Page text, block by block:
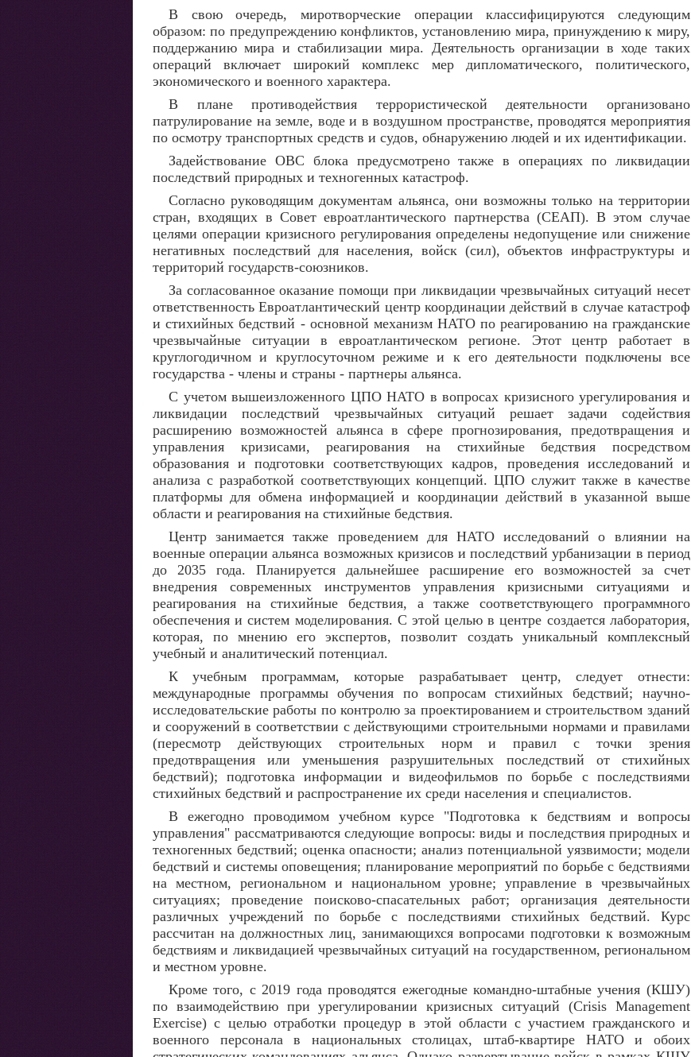
В свою очередь, миротворческие операции классифицируются следующим
образом: по предупреждению конфликтов, установлению мира, принуждению к миру,
поддержанию мира и стабилизации мира. Деятельность организации в ходе таких
операций включает широкий комплекс мер дипломатического, политического,
экономического и военного характера.
В плане противодействия террористической деятельности организовано
патрулирование на земле, воде и в воздушном пространстве, проводятся мероприятия
по осмотру транспортных средств и судов, обнаружению людей и их идентификации.
Задействование ОВС блока предусмотрено также в операциях по ликвидации
последствий природных и техногенных катастроф.
Согласно руководящим документам альянса, они возможны только на территории
стран, входящих в Совет евроатлантического партнерства (СЕАП). В этом случае
целями операции кризисного регулирования определены недопущение или снижение
негативных последствий для населения, войск (сил), объектов инфраструктуры и
территорий государств-союзников.
За согласованное оказание помощи при ликвидации чрезвычайных ситуаций несет
ответственность Евроатлантический центр координации действий в случае катастроф
и стихийных бедствий - основной механизм НАТО по реагированию на гражданские
чрезвычайные ситуации в евроатлантическом регионе. Этот центр работает в
круглогодичном и круглосуточном режиме и к его деятельности подключены все
государства - члены и страны - партнеры альянса.
С учетом вышеизложенного ЦПО НАТО в вопросах кризисного урегулирования и
ликвидации последствий чрезвычайных ситуаций решает задачи содействия
расширению возможностей альянса в сфере прогнозирования, предотвращения и
управления кризисами, реагирования на стихийные бедствия посредством
образования и подготовки соответствующих кадров, проведения исследований и
анализа с разработкой соответствующих концепций. ЦПО служит также в качестве
платформы для обмена информацией и координации действий в указанной выше
области и реагирования на стихийные бедствия.
Центр занимается также проведением для НАТО исследований о влиянии на
военные операции альянса возможных кризисов и последствий урбанизации в период
до 2035 года. Планируется дальнейшее расширение его возможностей за счет
внедрения современных инструментов управления кризисными ситуациями и
реагирования на стихийные бедствия, а также соответствующего программного
обеспечения и систем моделирования. С этой целью в центре создается лаборатория,
которая, по мнению его экспертов, позволит создать уникальный комплексный
учебный и аналитический потенциал.
К учебным программам, которые разрабатывает центр, следует отнести:
международные программы обучения по вопросам стихийных бедствий; научно-
исследовательские работы по контролю за проектированием и строительством зданий
и сооружений в соответствии с действующими строительными нормами и правилами
(пересмотр действующих строительных норм и правил с точки зрения
предотвращения или уменьшения разрушительных последствий от стихийных
бедствий); подготовка информации и видеофильмов по борьбе с последствиями
стихийных бедствий и распространение их среди населения и специалистов.
В ежегодно проводимом учебном курсе "Подготовка к бедствиям и вопросы
управления" рассматриваются следующие вопросы: виды и последствия природных и
техногенных бедствий; оценка опасности; анализ потенциальной уязвимости; модели
бедствий и системы оповещения; планирование мероприятий по борьбе с бедствиями
на местном, региональном и национальном уровне; управление в чрезвычайных
ситуациях; проведение поисково-спасательных работ; организация деятельности
различных учреждений по борьбе с последствиями стихийных бедствий. Курс
рассчитан на должностных лиц, занимающихся вопросами подготовки к возможным
бедствиям и ликвидацией чрезвычайных ситуаций на государственном, региональном
и местном уровне.
Кроме того, с 2019 года проводятся ежегодные командно-штабные учения (КШУ)
по взаимодействию при урегулировании кризисных ситуаций (Crisis Management
Exercise) с целью отработки процедур в этой области с участием гражданского и
военного персонала в национальных столицах, штаб-квартире НАТО и обоих